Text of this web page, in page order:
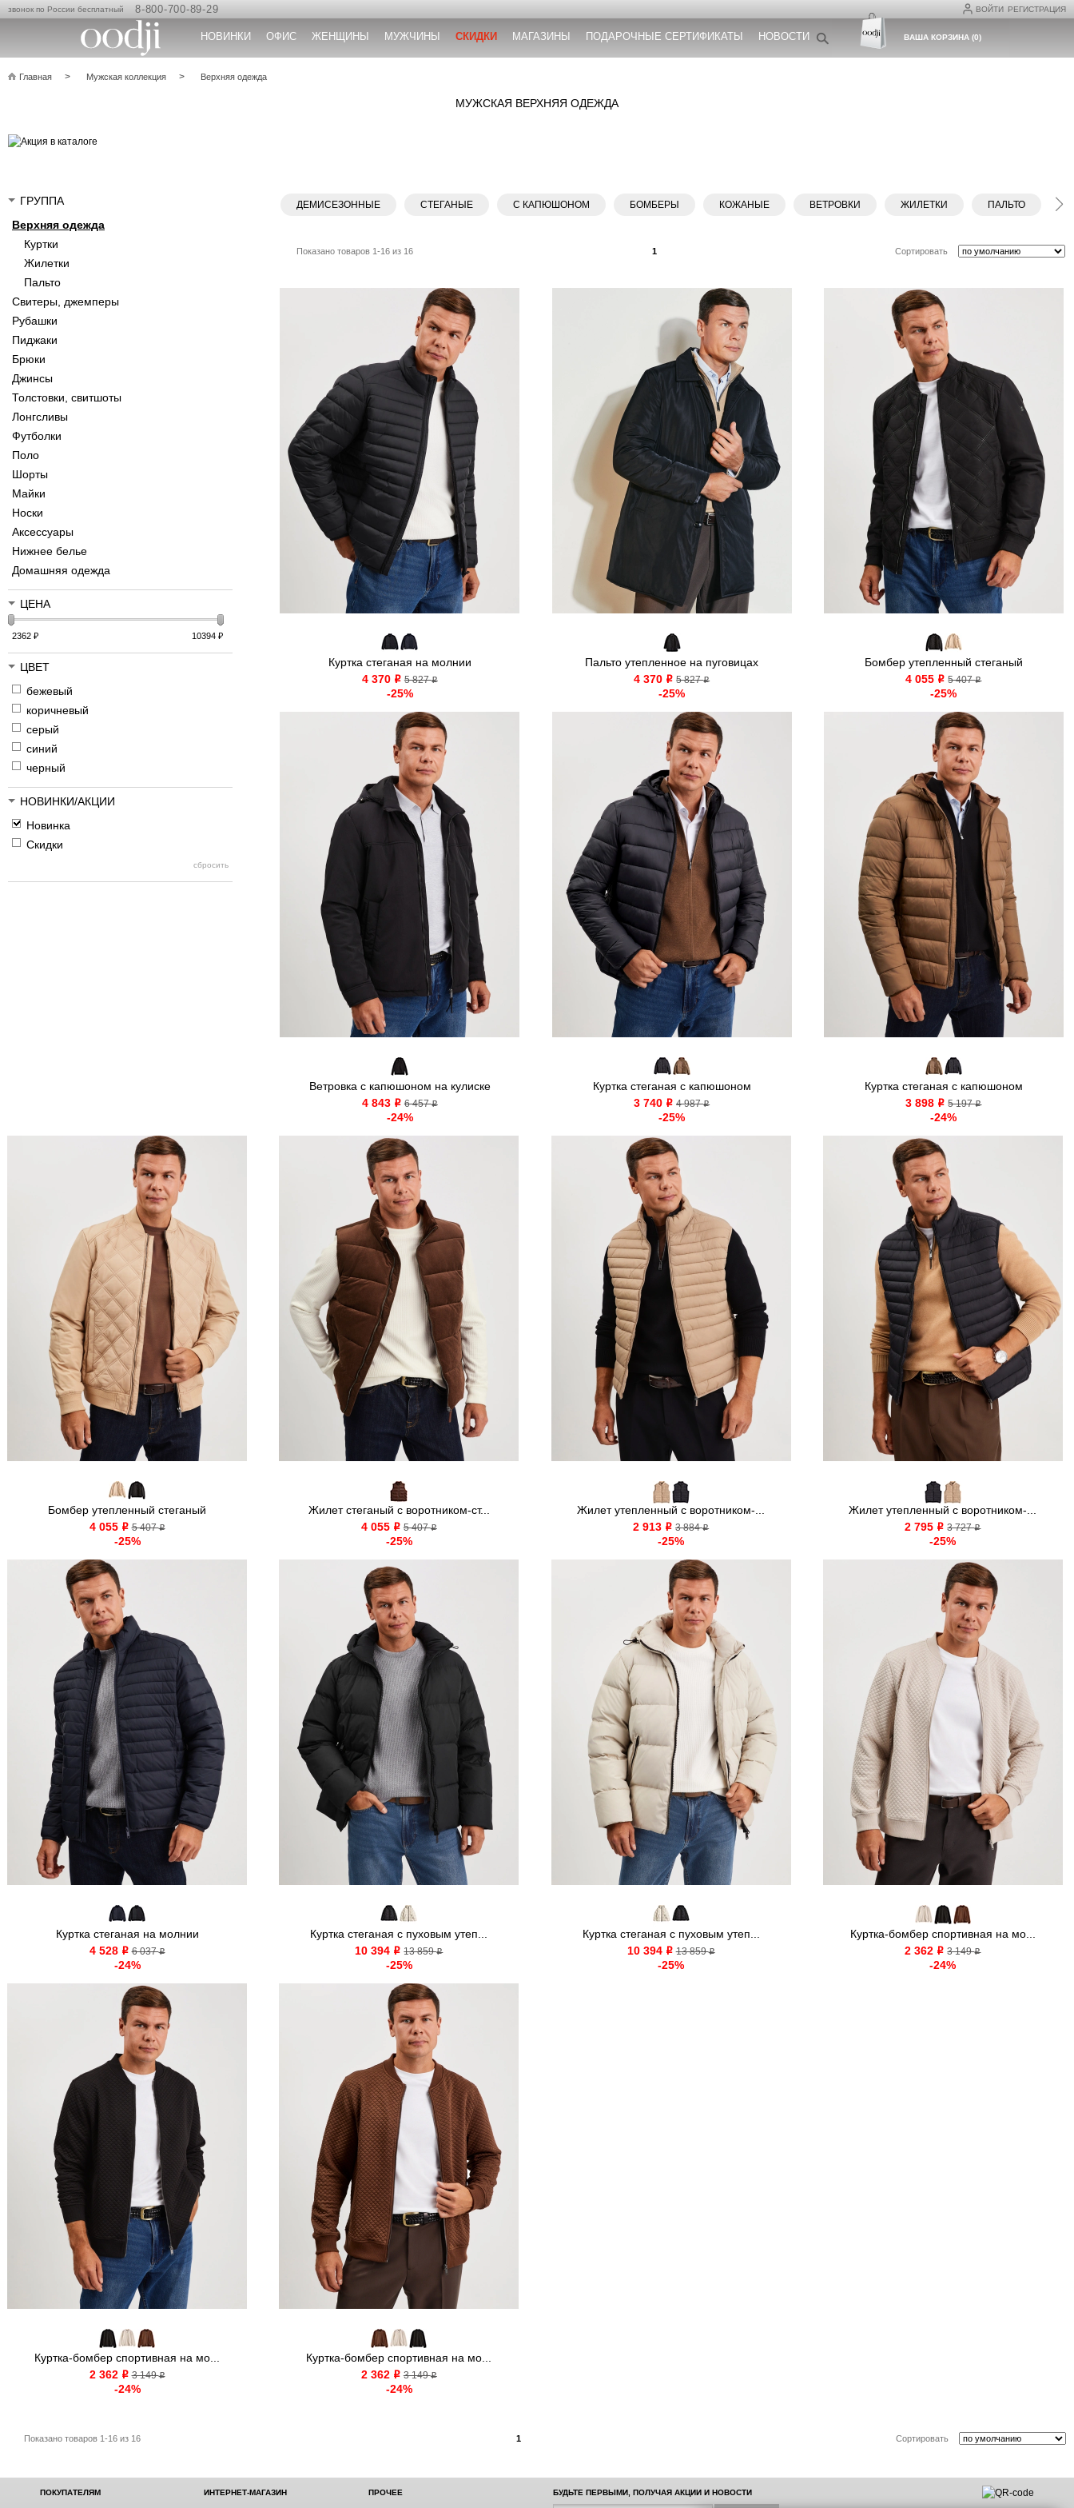
ВОЙТИ РЕГИСТРАЦИЯ
звонок по России бесплатный 8-800-700-89-29
НОВИНКИ ОФИС ЖЕНЩИНЫ МУЖЧИНЫ СКИДКИ МАГАЗИНЫ ПОДАРОЧНЫЕ СЕРТИФИКАТЫ НОВОСТИ ВАША КОРЗИНА(0)
Главная Мужская коллекция Верхняя одежда
МУЖСКАЯ ВЕРХНЯЯ ОДЕЖДА
ГРУППА
Верхняя одежда
Куртки
Жилетки
Пальто
Свитеры, джемперы
Рубашки
Пиджаки
Брюки
Джинсы
Толстовки, свитшоты
Лонгсливы
Футболки
Поло
Шорты
Майки
Носки
Аксессуары
Нижнее белье
Домашняя одежда
ЦЕНА
2362 ₽ 10394₽
ЦВЕТ
бежевый
коричневый
серый
синий
черный
НОВИНКИ/АКЦИИ
Новинка
Скидки
ДЕМИСЕЗОННЫЕ СТЕГАНЫЕ С КАПЮШОНОМ БОМБЕРЫ КОЖАНЫЕ ВЕТРОВКИ ЖИЛЕТКИ ПАЛЬТО
Показано товаров 1-16 из 16 1 Сортировать
Куртка стеганая на молнии
4 370 o 5 827o
-25%
Пальто утепленное на пуговицах
4 370 o 5 827o
-25%
Бомбер утепленный стеганый
4 055 o 5 407o
-25%
Ветровка с капюшоном на кулиске
4 843 o 6 457o
-24%
Куртка стеганая с капюшоном
3 740 o 4 987o
-25%
Куртка стеганая с капюшоном
3 898 o 5 197o
-24%
Бомбер утепленный стеганый
4 055 o 5 407o
-25%
Жилет стеганый с воротником-ст...
4 055 o 5 407o
-25%
Жилет утепленный с воротником-...
2 913 o 3 884o
-25%
Жилет утепленный с воротником-...
2 795 o 3 727o
-25%
Куртка стеганая на молнии
4 528 o 6 037o
-24%
Куртка стеганая с пуховым утеп...
10 394 o 13 859o
-25%
Куртка стеганая с пуховым утеп...
10 394 o 13 859o
-25%
Куртка-бомбер спортивная на мо...
2 362 o 3 149o
-24%
Куртка-бомбер спортивная на мо...
2 362 o 3 149o
-24%
Куртка-бомбер спортивная на мо...
2 362 o 3 149o
-24%
Показано товаров 1-16 из 16 1 Сортировать
ПОКУПАТЕЛЯМ ИНТЕРНЕТ-МАГАЗИН ПРОЧЕЕ БУДЬТЕ ПЕРВЫМИ, ПОЛУЧАЯ АКЦИИ И НОВОСТИ